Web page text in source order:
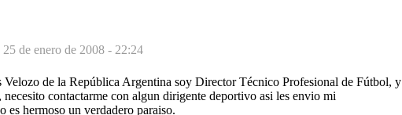
25 de enero de 2008 - 22:24
Velozo de la República Argentina soy Director Técnico Profesional de Fútbol, y
contactarme con algun dirigente deportivo asi les envio mi
es hermoso un verdadero paraiso.